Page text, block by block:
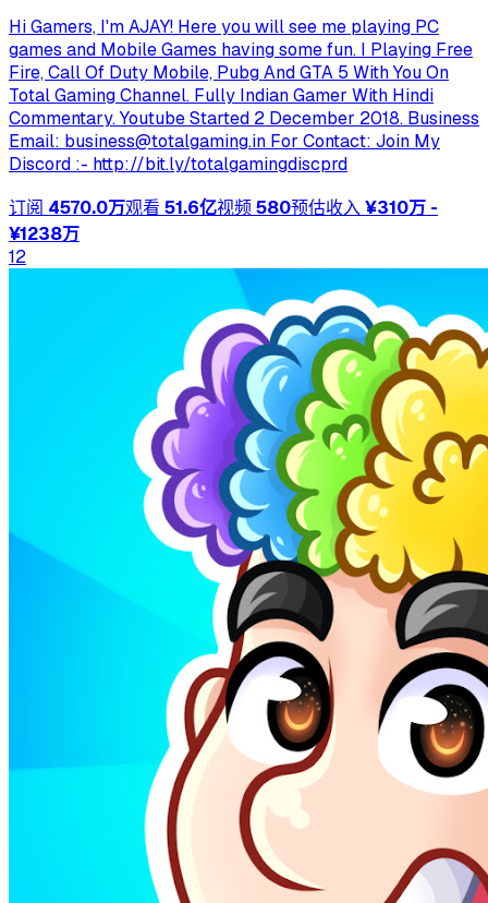
Hi Gamers, I'm AJAY! Here you will see me playing PC
games and Mobile Games having some fun. I Playing Free
Fire, Call Of Duty Mobile, Pubg And GTA 5 With You On
Total Gaming Channel. Fully Indian Gamer With Hindi
Commentary. Youtube Started 2 December 2018. Business
Email: business@totalgaming.in For Contact: Join My
Discord :- http://bit.ly/totalgamingdiscprd
订阅 4570.0万观看 51.6亿视频580预估收入¥310万 -
¥1238万
12